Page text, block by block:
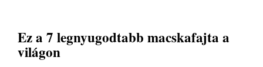
Ez a 7 legnyugodtabb macskafajta a
világon